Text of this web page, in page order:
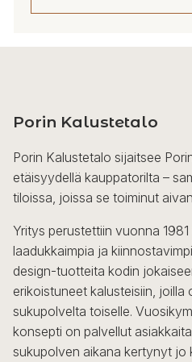
Porin Kalustetalo
Porin Kalustetalo sijaitsee
etäisyydellä kauppatorilta –
tiloissa, joissa se toiminut
Yritys perustettiin vuonna
laadukkaimpia ja
design-tuotteita kodin
erikoistuneet kalusteisiin,
sukupolvelta toiselle.
konsepti on palvellut
sukupolven aikana kertynyt jo